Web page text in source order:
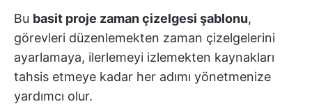
Bu basit proje zaman çizelgesi şablonu,
görevleri düzenlemekten zaman çizelgelerini
ayarlamaya, ilerlemeyi izlemekten kaynakları
tahsis etmeye kadar her adımı yönetmenize
yardımcı olur.